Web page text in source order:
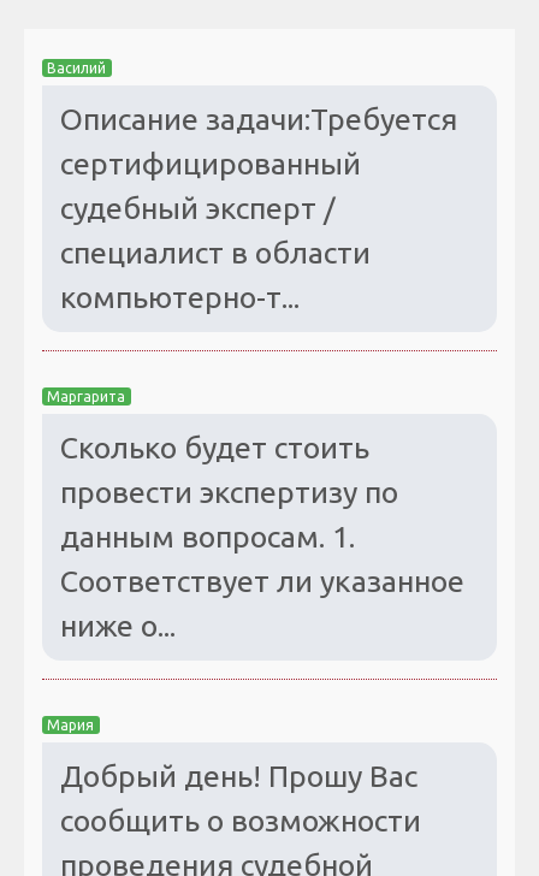
Василий
Описание задачи:Требуется
сертифицированный
судебный эксперт /
специалист в области
компьютерно-т...
Маргарита
Сколько будет стоить
провести экспертизу по
данным вопросам. 1.
Соответствует ли указанное
ниже о...
Мария
Добрый день! Прошу Вас
сообщить о возможности
проведения судебной